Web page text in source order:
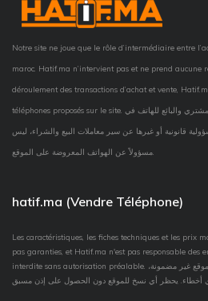
Notre site ne joue que le rôle d’intermédiaire entre
maroc. Hatif.ma n’intervient pas et ne prend
déroulement des transactions d’achat et vente,
téléphones proposés sur le site. موقعنا يقوم فقط بدور الوسيط بين المشتري والبائع للهاتف في
قانونية أو غيرها عن سير معاملات البيع والشراء، ليس
hatif.ma (Vendre Téléphone)
Les caractéristiques, les fiches techniques et les prix
pas garanties, et Hatif.ma n'est pas responsable des
interdite sans autorisation préalable. موصفات و ثمن الهواتف الموجودة في الموقع غير مضمونة،